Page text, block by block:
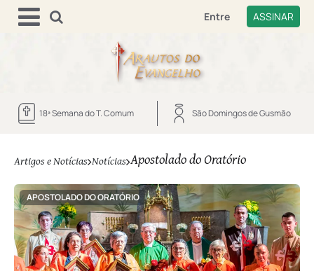
Entre ASSINAR
18ª Semana do T. Comum São Domingos de Gusmão
Artigos e Notícias Notícias Apostolado do Oratório
APOSTOLADO DO ORATÓRIO